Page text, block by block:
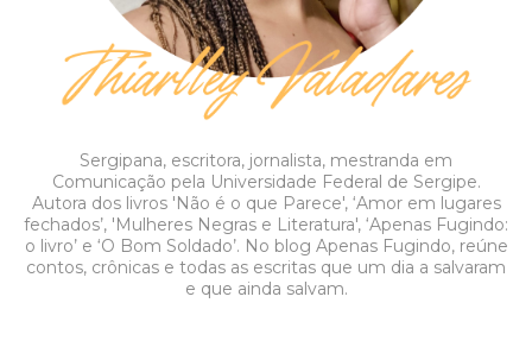
Sergipana, escritora, jornalista, mestranda em
Comunicação pela Universidade Federal de Sergipe.
Autora dos livros 'Não é o que Parece', ‘Amor em lugares
fechados’, 'Mulheres Negras e Literatura', ‘Apenas Fugindo:
o livro’ e ‘O Bom Soldado’. No blog Apenas Fugindo, reúne
contos, crônicas e todas as escritas que um dia a salvaram
e que ainda salvam.